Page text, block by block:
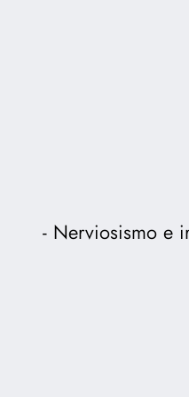
Nerviosismo e